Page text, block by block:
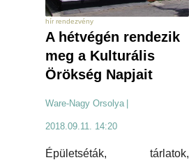
hír rendezvény
A hétvégén rendezik
meg a Kulturális
Örökség Napjait
Ware-Nagy Orsolya |
2018.09.11. 14:20
Épületséták, tárlatok,